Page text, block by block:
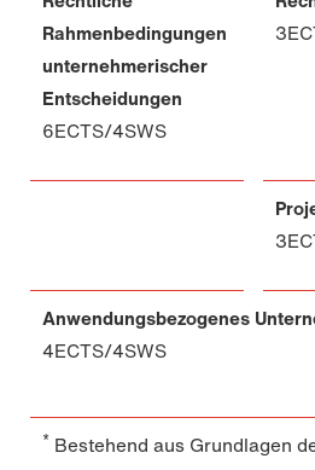
Rahmenbedingungen
unternehmerischer
Entscheidungen
6ECTS/4SWS
Anwendungsbezogenes
4ECTS/4SWS
* Bestehend aus Grundlagen